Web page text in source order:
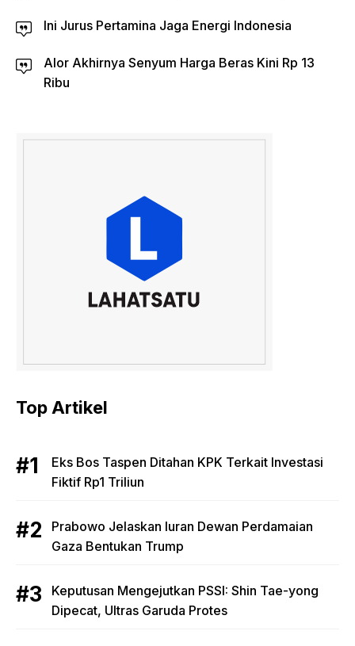
Ini Jurus Pertamina Jaga Energi Indonesia
Alor Akhirnya Senyum Harga Beras Kini Rp 13
Ribu
Top Artikel
Eks Bos Taspen Ditahan KPK Terkait Investasi
Fiktif Rp1 Triliun
Prabowo Jelaskan Iuran Dewan Perdamaian
Gaza Bentukan Trump
Keputusan Mengejutkan PSSI: Shin Tae-yong
Dipecat, Ultras Garuda Protes